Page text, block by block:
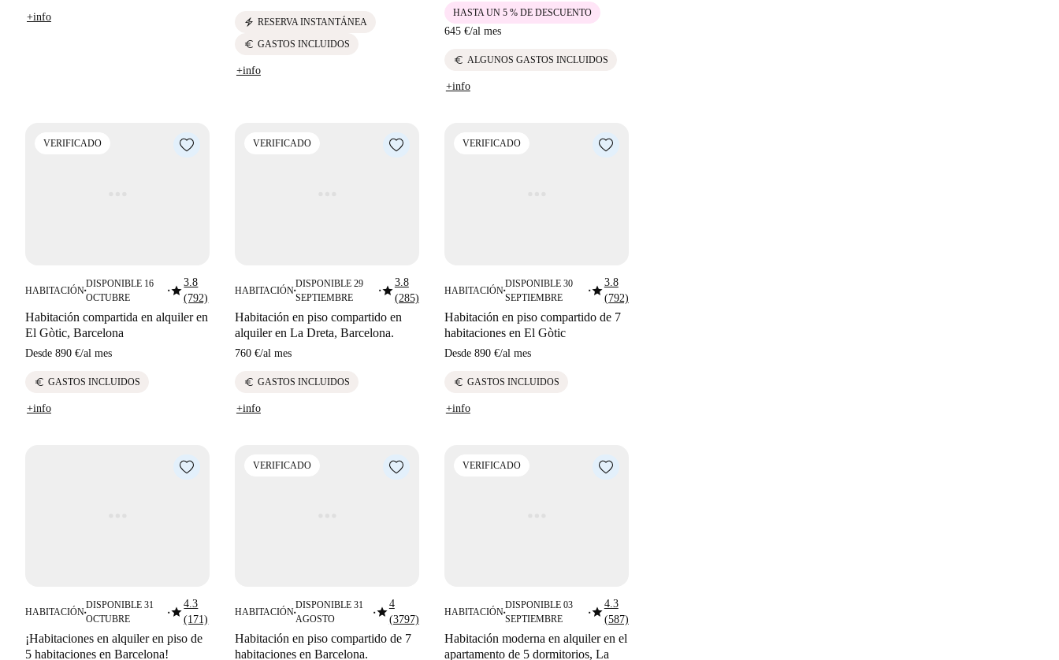
+info
electric_bolt RESERVA INSTANTÁNEA
euro GASTOS INCLUIDOS
+info
645 €/al mes
HASTA UN 5 % DE DESCUENTO
euro ALGUNOS GASTOS INCLUIDOS
+info
VERIFICADO
HABITACIÓN■
DISPONIBLE 16
OCTUBRE
■star3.8
(792)
Habitación compartida en alquiler en
El Gòtic, Barcelona
Desde 890 €/al mes
euro GASTOS INCLUIDOS
+info
VERIFICADO
HABITACIÓN■
DISPONIBLE 29
SEPTIEMBRE
■star3.8
(285)
Habitación en piso compartido en
alquiler en La Dreta, Barcelona.
760 €/al mes
euro GASTOS INCLUIDOS
+info
VERIFICADO
HABITACIÓN■
DISPONIBLE 30
SEPTIEMBRE
■star3.8
(792)
Habitación en piso compartido de 7
habitaciones en El Gòtic
Desde 890 €/al mes
euro GASTOS INCLUIDOS
+info
HABITACIÓN■
DISPONIBLE 31
OCTUBRE
■star4.3
(171)
¡Habitaciones en alquiler en piso de
5 habitaciones en Barcelona!
VERIFICADO
HABITACIÓN■
DISPONIBLE 31
AGOSTO
■star4
(3797)
Habitación en piso compartido de 7
habitaciones en Barcelona.
VERIFICADO
HABITACIÓN■
DISPONIBLE 03
SEPTIEMBRE
■star4.3
(587)
Habitación moderna en alquiler en el
apartamento de 5 dormitorios, La